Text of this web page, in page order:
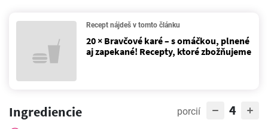
Recept nájdeš v tomto článku
20 × Bravčové karé – s omáčkou, plnené
aj zapekané! Recepty, ktoré zbožňujeme
Ingrediencie porcií 4